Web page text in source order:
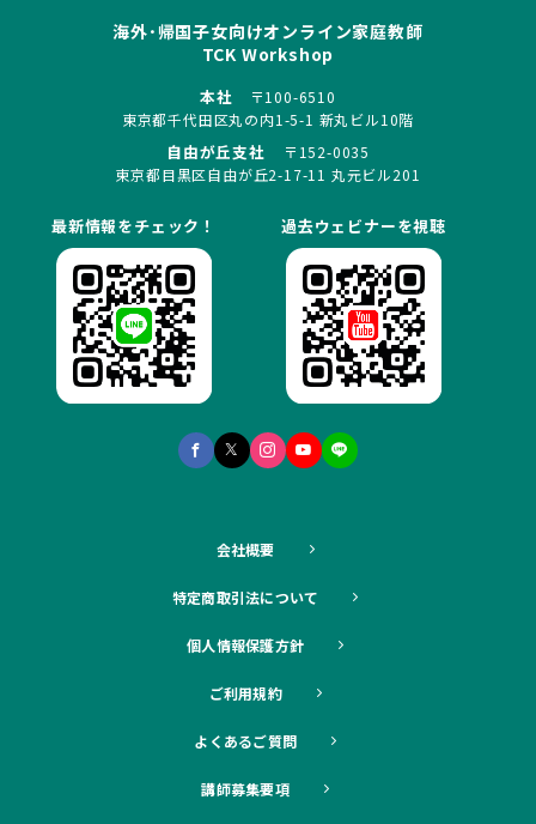
海外･帰国子女向けオンライン家庭教師
TCK Workshop
本社
〒100-6510
東京都千代田区丸の内1-5-1 新丸ビル10階
自由が丘支社
〒152-0035
東京都目黒区自由が丘2-17-11 丸元ビル201
最新情報をチェック！ 過去ウェビナーを視聴
会社概要
特定商取引法について
個人情報保護方針
ご利用規約
よくあるご質問
講師募集要項